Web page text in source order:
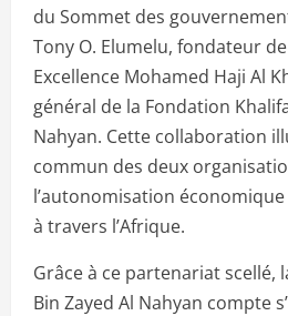
du Sommet des
Tony O. Elumelu, fondateur de
Excellence Mohamed Haji Al
général de la Fondation
Nahyan. Cette collaboration
commun des deux
l’autonomisation
à travers l’Afrique.
Grâce à ce partenariat scellé,
Bin Zayed Al Nahyan compte